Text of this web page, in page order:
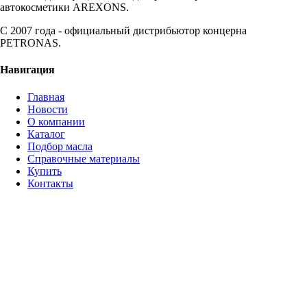
автокосметики AREXONS.
С 2007 года - официальный дистрибьютор концерна
PETRONAS.
Навигация
Главная
Новости
О компании
Каталог
Подбор масла
Справочные материалы
Купить
Контакты